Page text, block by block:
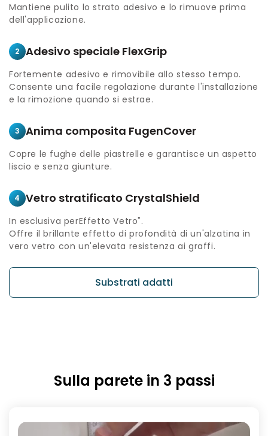
Mantiene pulito lo strato adesivo e lo rimuove prima
dell'applicazione.
2 Adesivo speciale FlexGrip
Fortemente adesivo e rimovibile allo stesso tempo.
Consente una facile regolazione durante l'installazione
e la rimozione quando si estrae.
3 Anima composita FugenCover
Copre le fughe delle piastrelle e garantisce un aspetto
liscio e senza giunture.
4 Vetro stratificato CrystalShield
In esclusiva perEffetto Vetro".
Offre il brillante effetto di profondità di un'alzatina in
vero vetro con un'elevata resistenza ai graffi.
Substrati adatti
Sulla parete in 3 passi